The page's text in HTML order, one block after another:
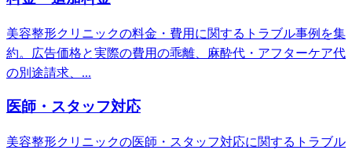
美容整形クリニックの料金・費用に関するトラブル事例を集
約。広告価格と実際の費用の乖離、麻酔代・アフターケア代
の別途請求、...
医師・スタッフ対応
美容整形クリニックの医師・スタッフ対応に関するトラブル